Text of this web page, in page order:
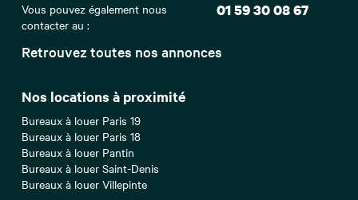
Retrouvez toutes nos annonces
Nos locations à proximité
Bureaux à louer Paris 19
Bureaux à louer Paris 18
Bureaux à louer Pantin
Bureaux à louer Saint-Denis
Bureaux à louer Villepinte
Vous pouvez également nous
contacter au :
01 59 30 08 67